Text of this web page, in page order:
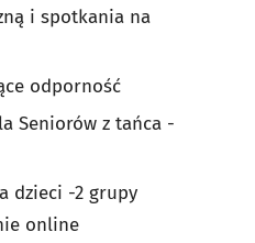
i spotkania na
odporność
Seniorów z tańca -
dzieci -2 grupy
online